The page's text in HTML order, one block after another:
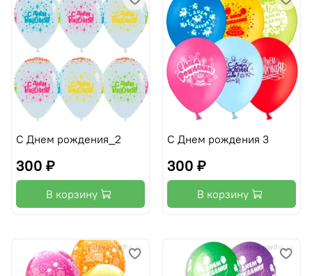
С Днем рождения_2
300 ₽
В корзину
С Днем рождения 3
300 ₽
В корзину